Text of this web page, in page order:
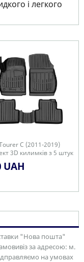
і легкого
С (2011-2019)
3D килимків з 5 штук
UAH
"Нова пошта"
за адресою: м.
на умовах